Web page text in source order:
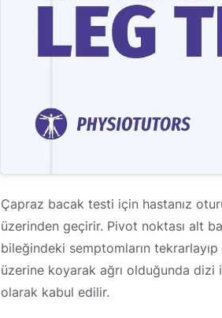
Çapraz bacak testi için hastanız
üzerinden geçirir. Pivot noktası alt
bileğindeki semptomların
üzerine koyarak ağrı olduğunda
olarak kabul edilir.